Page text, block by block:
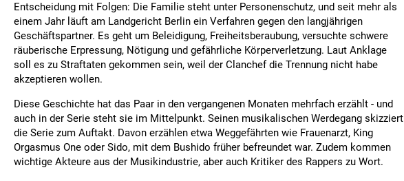
Entscheidung mit Folgen: Die Familie steht unter Personenschutz, und seit mehr als
einem Jahr läuft am Landgericht Berlin ein Verfahren gegen den langjährigen
Geschäftspartner. Es geht um Beleidigung, Freiheitsberaubung, versuchte schwere
räuberische Erpressung, Nötigung und gefährliche Körperverletzung. Laut Anklage
soll es zu Straftaten gekommen sein, weil der Clanchef die Trennung nicht habe
akzeptieren wollen.
Diese Geschichte hat das Paar in den vergangenen Monaten mehrfach erzählt - und
auch in der Serie steht sie im Mittelpunkt. Seinen musikalischen Werdegang skizziert
die Serie zum Auftakt. Davon erzählen etwa Weggefährten wie Frauenarzt, King
Orgasmus One oder Sido, mit dem Bushido früher befreundet war. Zudem kommen
wichtige Akteure aus der Musikindustrie, aber auch Kritiker des Rappers zu Wort.